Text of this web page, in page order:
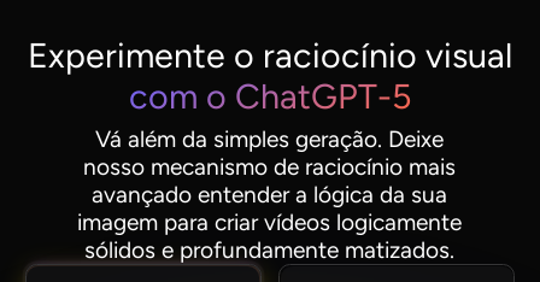
Experimente o raciocínio visual
com o ChatGPT-5
Vá além da simples geração. Deixe
nosso mecanismo de raciocínio mais
avançado entender a lógica da sua
imagem para criar vídeos logicamente
sólidos e profundamente matizados.